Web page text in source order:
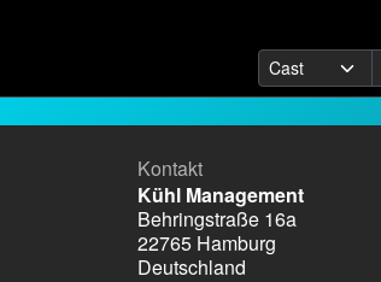
Kontakt
Kühl Management
Behringstraße 16a
22765 Hamburg
Deutschland